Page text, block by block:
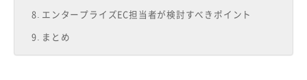
エンタープライズEC担当者が検討すべきポイント
まとめ